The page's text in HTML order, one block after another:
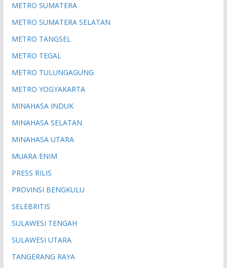
METRO SUMATERA
METRO SUMATERA SELATAN
METRO TANGSEL
METRO TEGAL
METRO TULUNGAGUNG
METRO YOGYAKARTA
MINAHASA INDUK
MINAHASA SELATAN
MINAHASA UTARA
MUARA ENIM
PRESS RILIS
PROVINSI BENGKULU
SELEBRITIS
SULAWESI TENGAH
SULAWESI UTARA
TANGERANG RAYA